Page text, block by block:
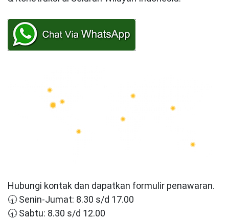
Hubungi kontak dan dapatkan formulir penawaran.
🕣 Senin-Jumat: 8.30 s/d 17.00
🕣 Sabtu: 8.30 s/d 12.00